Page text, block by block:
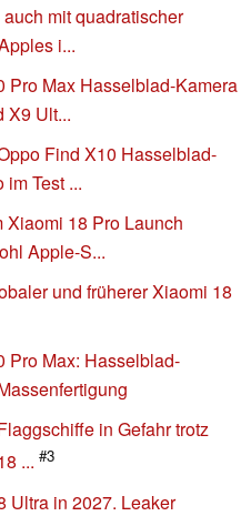
mit quadratischer
i...
Pro Max Hasselblad-Kamera
X9 Ult...
Find X10 Hasselblad-
Test ...
Xiaomi 18 Pro Launch
Apple-S...
und früherer Xiaomi 18
Pro Max: Hasselblad-
in Gefahr trotz
... #3
Ultra in 2027. Leaker